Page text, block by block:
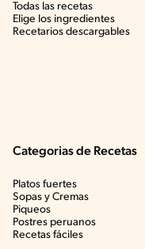
Todas las recetas
Elige los ingredientes
Recetarios descargables
Categorias de Recetas
Platos fuertes
Sopas y Cremas
Piqueos
Postres peruanos
Recetas fáciles